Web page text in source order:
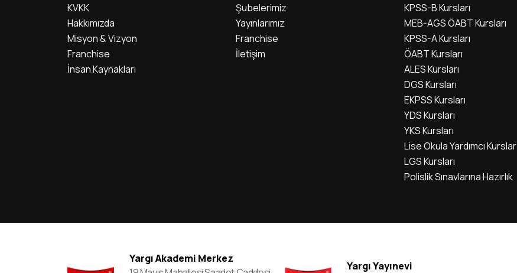
KVKK
Hakkımızda
Misyon & Vizyon
Franchise
İnsan Kaynakları
Şubelerimiz
Yayınlarımız
Franchise
İletişim
KPSS-B Kursları
MEB-AGS ÖABT Kursları
KPSS-A Kursları
ÖABT Kursları
ALES Kursları
DGS Kursları
EKPSS Kursları
YDS Kursları
YKS Kursları
Lise Okula Yardımcı Kurslar
LGS Kursları
Polislik Sınavlarına Hazırlık
Yargı Akademi Merkez
Yargı Yayınevi